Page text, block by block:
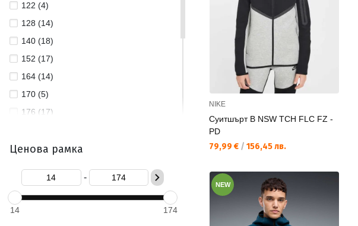
122 (4)
128 (14)
140 (18)
152 (17)
164 (14)
170 (5)
176 (17)
M (304)
XL (189)
XS (110)
Ценова рамка
-
14 174
NIKE
Суитшърт B NSW TCH FLC FZ -
PD
Текуща цена:
79,99 € / 156,45 лв.
NEW